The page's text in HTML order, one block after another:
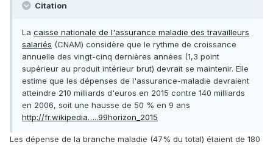
Citation
La caisse nationale de l'assurance maladie des travailleurs
salariés (CNAM) considère que le rythme de croissance
annuelle des vingt-cinq dernières années (1,3 point
supérieur au produit intérieur brut) devrait se maintenir. Elle
estime que les dépenses de l'assurance-maladie devraient
atteindre 210 milliards d'euros en 2015 contre 140 milliards
en 2006, soit une hausse de 50 % en 9 ans
http://fr.wikipedia…..99horizon_2015
Les dépense de la branche maladie (47% du total) étaient de 180